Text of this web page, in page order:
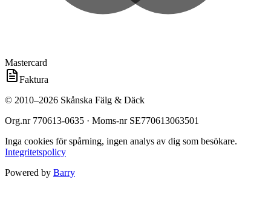
Mastercard
Faktura
© 2010–2026 Skånska Fälg & Däck
Org.nr 770613-0635 · Moms-nr SE770613063501
Inga cookies för spårning, ingen analys av dig som besökare.
Integritetspolicy
Powered by Barry